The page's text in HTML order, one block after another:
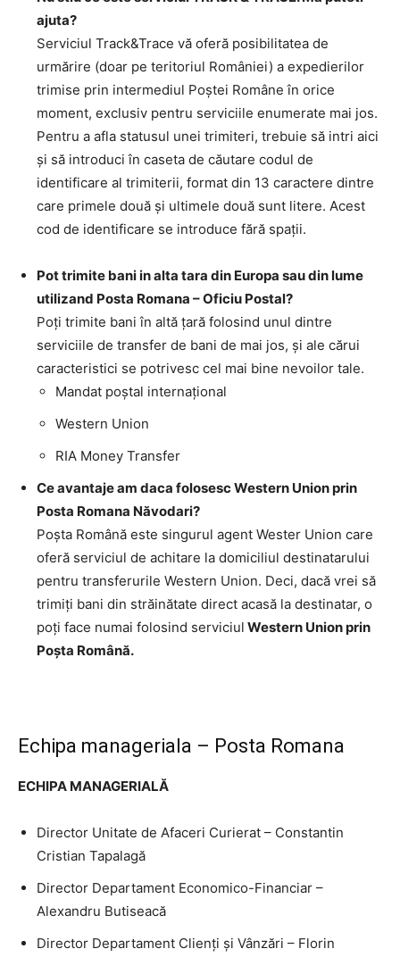
ajuta?
Serviciul Track&Trace vă oferă posibilitatea de
urmărire (doar pe teritoriul României) a expedierilor
trimise prin intermediul Poştei Române în orice
moment, exclusiv pentru serviciile enumerate mai jos.
Pentru a afla statusul unei trimiteri, trebuie să intri aici
şi să introduci în caseta de căutare codul de
identificare al trimiterii, format din 13 caractere dintre
care primele două şi ultimele două sunt litere. Acest
cod de identificare se introduce fără spaţii.
Pot trimite bani in alta tara din Europa sau din lume
utilizand Posta Romana – Oficiu Postal?
Poţi trimite bani în altă ţară folosind unul dintre
serviciile de transfer de bani de mai jos, şi ale cărui
caracteristici se potrivesc cel mai bine nevoilor tale.
Mandat poştal internaţional
Western Union
RIA Money Transfer
Ce avantaje am daca folosesc Western Union prin
Posta Romana Năvodari?
Poşta Română este singurul agent Wester Union care
oferă serviciul de achitare la domiciliul destinatarului
pentru transferurile Western Union. Deci, dacă vrei să
trimiţi bani din străinătate direct acasă la destinatar, o
poţi face numai folosind serviciul Western Union prin
Poşta Română.
Echipa manageriala – Posta Romana
ECHIPA MANAGERIALĂ
Director Unitate de Afaceri Curierat – Constantin
Cristian Tapalagă
Director Departament Economico-Financiar –
Alexandru Butiseacă
Director Departament Clienți și Vânzări – Florin